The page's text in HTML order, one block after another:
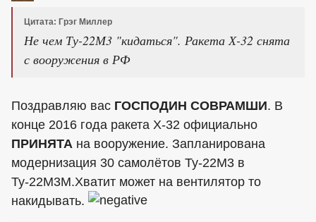
Цитата: Грэг Миллер
Не чем Ту-22М3 "кидаться". Ракета Х-32 снята
с вооружения в РФ
Поздравляю вас ГОСПОДИН СОВРАМШИ. В
конце 2016 года ракета Х-32 официально
ПРИНЯТА на вооружение. Запланирована
модернизация 30 самолётов Ту-22М3 в
Ту-22М3М.Хватит может на вентилятор то
накидывать.